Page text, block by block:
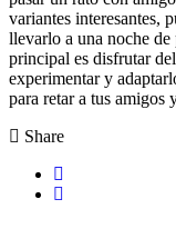
variantes interesantes,
llevarlo a una noche de
principal es disfrutar
experimentar y
para retar a tus amigos
Share